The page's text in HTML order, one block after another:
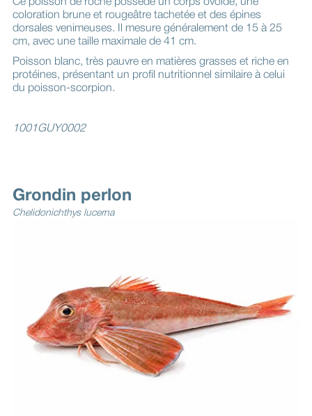
Ce poisson de roche possède un corps ovoïde, une
coloration brune et rougeâtre tachetée et des épines
dorsales venimeuses. Il mesure généralement de 15 à 25
cm, avec une taille maximale de 41 cm.
Poisson blanc, très pauvre en matières grasses et riche en
protéines, présentant un profil nutritionnel similaire à celui
du poisson-scorpion.
1001GUY0002
Grondin perlon
Chelidonichthys lucerna